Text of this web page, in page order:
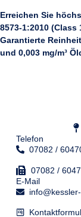
Erreichen Sie
8573-1:2010 (Class
Garantierte
und 0,003 mg/m³
Telefon
07082 /
07082 /
E-Mail